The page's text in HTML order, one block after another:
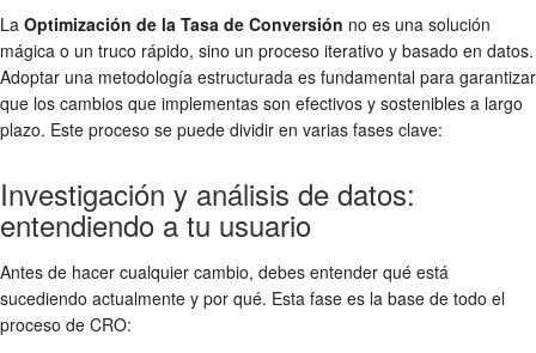
La Optimización de la Tasa de Conversión no es una solución
mágica o un truco rápido, sino un proceso iterativo y basado en datos.
Adoptar una metodología estructurada es fundamental para garantizar
que los cambios que implementas son efectivos y sostenibles a largo
plazo. Este proceso se puede dividir en varias fases clave:
Investigación y análisis de datos:
entendiendo a tu usuario
Antes de hacer cualquier cambio, debes entender qué está
sucediendo actualmente y por qué. Esta fase es la base de todo el
proceso de CRO: